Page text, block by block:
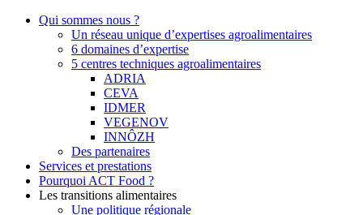
Qui sommes nous ?
Un réseau unique d’expertises agroalimentaires
6 domaines d’expertise
5 centres techniques agroalimentaires
ADRIA
CEVA
IDMER
VEGENOV
INNÔZH
Des partenaires
Services et prestations
Pourquoi ACT Food ?
Les transitions alimentaires
Une politique régionale